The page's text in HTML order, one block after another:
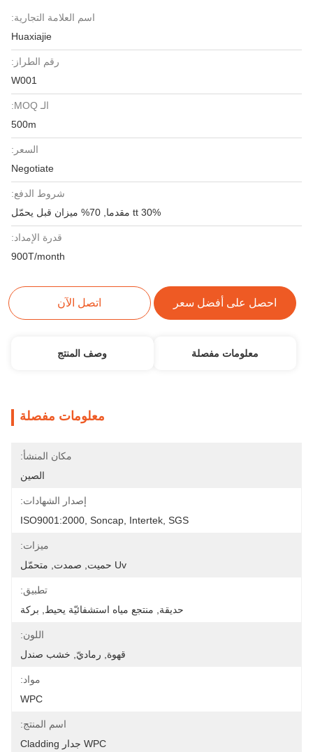
اسم العلامة التجارية:
Huaxiajie
رقم الطراز:
W001
الـ MOQ:
500m
السعر:
Negotiate
شروط الدفع:
30% tt مقدما, 70% ميزان قبل يحمّل
قدرة الإمداد:
900T/month
احصل على أفضل سعر اتصل الآن
معلومات مفصلة وصف المنتج
معلومات مفصلة
مكان المنشأ:
الصين
إصدار الشهادات:
ISO9001:2000, Soncap, Intertek, SGS
ميزات:
Uv حميت, صمدت, متحمّل
تطبيق:
حديقة, منتجع مياه استشفائيّة يحيط, بركة
اللون:
قهوة, رماديّ, خشب صندل
مواد:
WPC
اسم المنتج:
WPC جدار Cladding